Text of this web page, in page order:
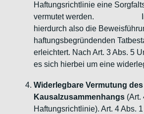
Haftungsrichtlinie eine
vermutet werden. Im
hierdurch also die
haftungsbegründenden
erleichtert. Nach Art. 3 Abs. 5
es sich hierbei um eine
Widerlegbare Vermutung des
Kausalzusammenhangs (Art.
Haftungsrichtlinie). Art. 4 Abs.